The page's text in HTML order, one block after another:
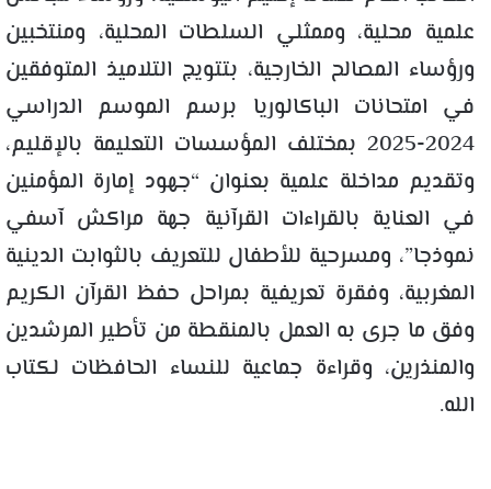
علمية محلية، وممثلي السلطات المحلية، ومنتخبين
ورؤساء المصالح الخارجية، بتتويج التلاميذ المتوفقين
في امتحانات الباكالوريا برسم الموسم الدراسي
2024-2025 بمختلف المؤسسات التعليمة بالإقليم،
وتقديم مداخلة علمية بعنوان “جهود إمارة المؤمنين
في العناية بالقراءات القرآنية جهة مراكش آسفي
نموذجا”، ومسرحية للأطفال للتعريف بالثوابت الدينية
المغربية، وفقرة تعريفية بمراحل حفظ القرآن الكريم
وفق ما جرى به العمل بالمنقطة من تأطير المرشدين
والمنذرين، وقراءة جماعية للنساء الحافظات لكتاب
الله.